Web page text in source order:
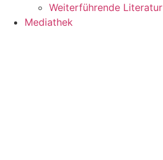
Weiterführende Literatur
Mediathek